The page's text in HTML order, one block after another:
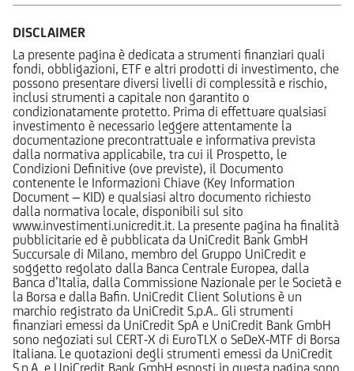
DISCLAIMER
La presente pagina è dedicata a strumenti finanziari quali
fondi, obbligazioni, ETF e altri prodotti di investimento, che
possono presentare diversi livelli di complessità e rischio,
inclusi strumenti a capitale non garantito o
condizionatamente protetto. Prima di effettuare qualsiasi
investimento è necessario leggere attentamente la
documentazione precontrattuale e informativa prevista
dalla normativa applicabile, tra cui il Prospetto, le
Condizioni Definitive (ove previste), il Documento
contenente le Informazioni Chiave (Key Information
Document – KID) e qualsiasi altro documento richiesto
dalla normativa locale, disponibili sul sito
www.investimenti.unicredit.it. La presente pagina ha finalità
pubblicitarie ed è pubblicata da UniCredit Bank GmbH
Succursale di Milano, membro del Gruppo UniCredit e
soggetto regolato dalla Banca Centrale Europea, dalla
Banca d’Italia, dalla Commissione Nazionale per le Società e
la Borsa e dalla Bafin. UniCredit Client Solutions è un
marchio registrato da UniCredit S.p.A.. Gli strumenti
finanziari emessi da UniCredit SpA e UniCredit Bank GmbH
sono negoziati sul CERT-X di EuroTLX o SeDeX-MTF di Borsa
Italiana. Le quotazioni degli strumenti emessi da UniCredit
S.p.A. e UniCredit Bank GmbH esposti in questa pagina sono